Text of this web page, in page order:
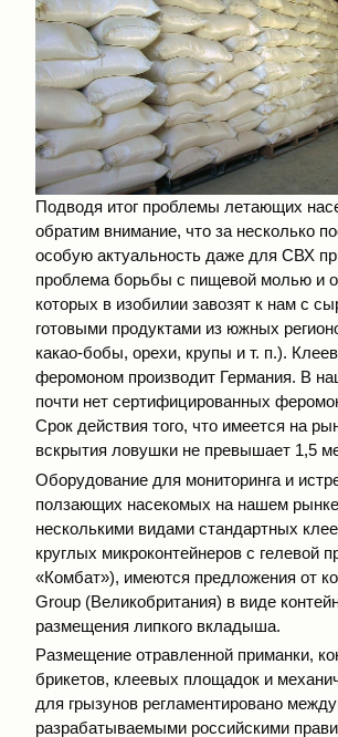
Подводя итог проблемы летающих
обратим внимание, что за несколько
особую актуальность даже для СВХ
проблема борьбы с пищевой молью и
которых в изобилии завозят к нам с
готовыми продуктами из южных
какао-бобы, орехи, крупы и т. п.).
феромоном производит Германия. В
почти нет сертифицированных
Срок действия того, что имеется на
вскрытия ловушки не превышает 1,5
Оборудование для мониторинга и
ползающих насекомых на нашем рынке
несколькими видами стандартных
круглых микроконтейнеров с гелевой
«Комбат»), имеются предложения от
Group (Великобритания) в виде
размещения липкого вкладыша.
Размещение отравленной приманки,
брикетов, кле­евых площадок и
для грызунов регламентировано
разрабатываемыми российскими